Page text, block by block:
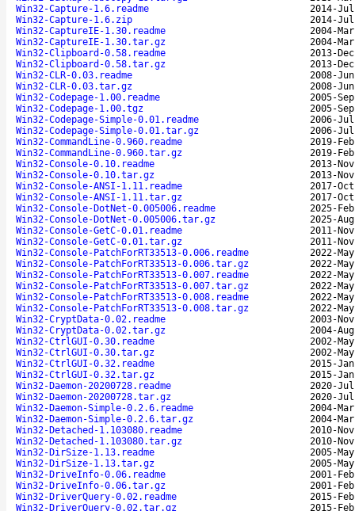
Win32-Capture-1.6.readme
2014-
Win32-Capture-1.6.zip
2014-
Win32-CaptureIE-1.30.readme
2004-
Win32-CaptureIE-1.30.tar.gz
2004-
Win32-Clipboard-0.58.readme
2013-
Win32-Clipboard-0.58.tar.gz
2013-
Win32-CLR-0.03.readme
2008-
Win32-CLR-0.03.tar.gz
2008-
Win32-Codepage-1.00.readme
2005-
Win32-Codepage-1.00.tgz
2005-
Win32-Codepage-Simple-0.01.readme
2006-
Win32-Codepage-Simple-0.01.tar.gz
2006-
Win32-CommandLine-0.960.readme
2019-
Win32-CommandLine-0.960.tar.gz
2019-
Win32-Console-0.10.readme
2013-
Win32-Console-0.10.tar.gz
2013-
Win32-Console-ANSI-1.11.readme
2017-
Win32-Console-ANSI-1.11.tar.gz
2017-
Win32-Console-DotNet-0.005006.readme
2025-
Win32-Console-DotNet-0.005006.tar.gz
2025-
Win32-Console-GetC-0.01.readme
2011-
Win32-Console-GetC-0.01.tar.gz
2011-
Win32-Console-PatchForRT33513-0.006.readme
2022-
Win32-Console-PatchForRT33513-0.006.tar.gz
2022-
Win32-Console-PatchForRT33513-0.007.readme
2022-
Win32-Console-PatchForRT33513-0.007.tar.gz
2022-
Win32-Console-PatchForRT33513-0.008.readme
2022-
Win32-Console-PatchForRT33513-0.008.tar.gz
2022-
Win32-CryptData-0.02.readme
2003-
Win32-CryptData-0.02.tar.gz
2004-
Win32-CtrlGUI-0.30.readme
2002-
Win32-CtrlGUI-0.30.tar.gz
2002-
Win32-CtrlGUI-0.32.readme
2015-
Win32-CtrlGUI-0.32.tar.gz
2015-
Win32-Daemon-20200728.readme
2020-
Win32-Daemon-20200728.tar.gz
2020-
Win32-Daemon-Simple-0.2.6.readme
2004-
Win32-Daemon-Simple-0.2.6.tar.gz
2004-
Win32-Detached-1.103080.readme
2010-
Win32-Detached-1.103080.tar.gz
2010-
Win32-DirSize-1.13.readme
2005-
Win32-DirSize-1.13.tar.gz
2005-
Win32-DriveInfo-0.06.readme
2001-
Win32-DriveInfo-0.06.tar.gz
2001-
Win32-DriverQuery-0.02.readme
2015-
Win32-DriverQuery-0.02.tar.gz
2015-